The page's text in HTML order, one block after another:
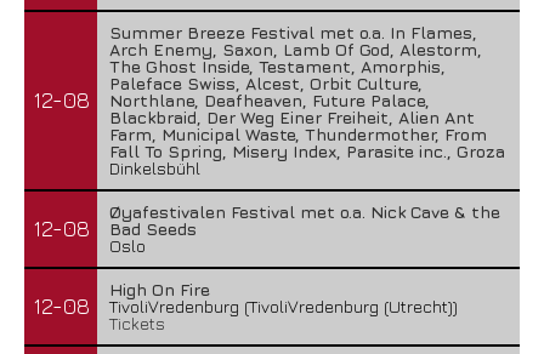
12-08
Summer Breeze Festival met o.a. In Flames,
Arch Enemy, Saxon, Lamb Of God, Alestorm,
The Ghost Inside, Testament, Amorphis,
Paleface Swiss, Alcest, Orbit Culture,
Northlane, Deafheaven, Future Palace,
Blackbraid, Der Weg Einer Freiheit, Alien Ant
Farm, Municipal Waste, Thundermother, From
Fall To Spring, Misery Index, Parasite inc., Groza
Dinkelsbühl
12-08
Øyafestivalen Festival met o.a. Nick Cave & the
Bad Seeds
Oslo
12-08
High On Fire
TivoliVredenburg (TivoliVredenburg (Utrecht))
Tickets